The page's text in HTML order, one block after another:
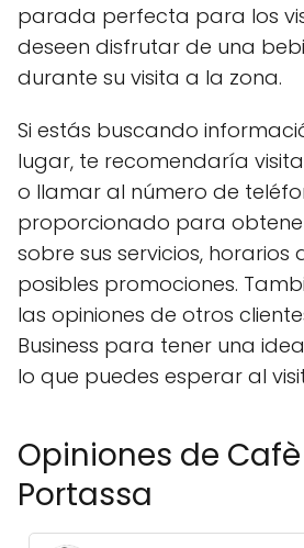
parada perfecta para los
deseen disfrutar de una
durante su visita a la zona.
Si estás buscando
lugar, te recomendaría
o llamar al número de
proporcionado para
sobre sus servicios,
posibles promociones.
las opiniones de otros
Business para tener una
lo que puedes esperar al
Opiniones de
Portassa